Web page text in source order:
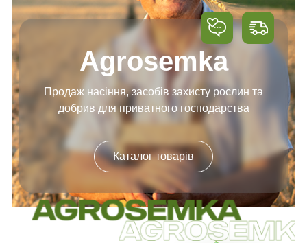
Agrosemka
Продаж насіння, засобів захисту рослин та
добрив для приватного господарства
Каталог товарів